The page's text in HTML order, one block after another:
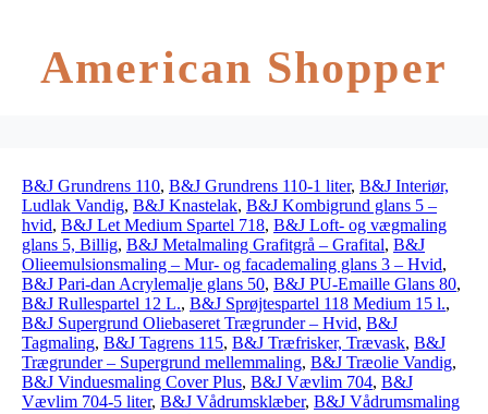
American Shopper
B&J Grundrens 110, B&J Grundrens 110-1 liter, B&J Interiør,
Ludlak Vandig, B&J Knastelak, B&J Kombigrund glans 5 –
hvid, B&J Let Medium Spartel 718, B&J Loft- og vægmaling
glans 5, Billig, B&J Metalmaling Grafitgrå – Grafital, B&J
Olieemulsionsmaling – Mur- og facademaling glans 3 – Hvid,
B&J Pari-dan Acrylemalje glans 50, B&J PU-Emaille Glans 80,
B&J Rullespartel 12 L., B&J Sprøjtespartel 118 Medium 15 l.,
B&J Supergrund Oliebaseret Trægrunder – Hvid, B&J
Tagmaling, B&J Tagrens 115, B&J Træfrisker, Trævask, B&J
Trægrunder – Supergrund mellemmaling, B&J Træolie Vandig,
B&J Vinduesmaling Cover Plus, B&J Vævlim 704, B&J
Vævlim 704-5 liter, B&J Vådrumsklæber, B&J Vådrumsmaling